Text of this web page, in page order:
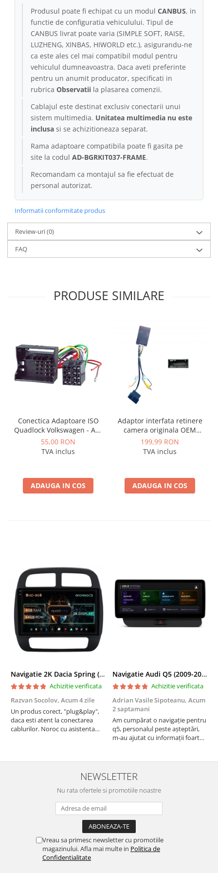
Conectică Kia
Conectică Hyundai
Conectică Mitsubishi
Lumini ambientale
Produsul poate fi echipat cu un modul CANBUS, in
functie de configuratia vehiculului. Tipul de
CANBUS livrat poate varia (SIMPLE SOFT, RAISE,
LUZHENG, XINBAS, HIWORLD etc.), asigurandu-ne
ca este ales cel mai compatibil modul pentru
vehiculul dumneavoastra. Daca aveti preferinte
pentru un anumit producator, specificati in
rubrica Observatii la plasarea comenzii.
Cablajul este destinat exclusiv conectarii unui
sistem multimedia. Unitatea multimedia nu este
inclusa si se achizitioneaza separat.
Rama adaptoare compatibila poate fi gasita pe
site la codul AD-BGRKIT037-FRAME.
Recomandam ca montajul sa fie efectuat de
personal autorizat.
Informatii conformitate produs
Review-uri(0)
FAQ
PRODUSE SIMILARE
Conectica Adaptoare ISO
Quadlock Volkswagen - AD-
ISOVW
55,00 RON
TVA inclus
ADAUGA IN COS
Adaptor interfata retinere
camera originala OEM
marca VAG Volkswagen,
Skoda - AD-BGCWCOEM
199,99 RON
TVA inclus
ADAUGA IN COS
Navigatie 2K Dacia Spring (2021- Prezent), Android, S-Quadcore / 4GB RAM + 64GB ROM, 9.5 Inch - AD-BGS90042K+AD-BGRKIT366V4s
Achizitie verificata
Razvan Socolov, Acum 4 zile
Un produs corect, "plug&play",
daca esti atent la conectarea
cablurilor. Noroc cu asistenta
atras atentia ca nu era conectat
cablul de video de la camera
Navigatie Audi Q5 (2009-2017), Linux OS & OEM, MMI 3G, CarPlay & Android Auto Wireless, MirrorLink, Camera AHD, 12.3 Inch - AD-BGAALNXH+AD-BGRKITQ5002
Achizitie verificata
Adrian Vasile Sipoteanu, Acum
2 saptamani
Am cumpărat o navigație pentru
q5, personalul peste așteptări,
m-au ajutat cu informații foarte
serviabili, livrare rapidă, suport
tehnic, totul impecabil, o să revin
la ei și pentru vi...
NEWSLETTER
Nu rata ofertele si promotiile noastre
Vreau sa primesc newsletter cu promotiile
magazinului. Afla mai multe in Politica de
Confidentialitate